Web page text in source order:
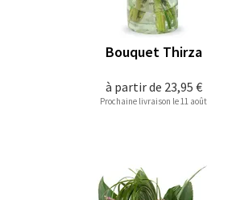
à partir de 23,95 €
Bouquet Thirza
Prochaine livraison le 11 août